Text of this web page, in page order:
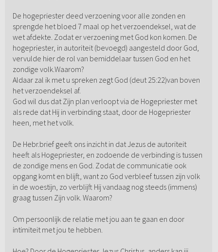
De hogepriester deed verzoening voor alle zonden en
sprengde het bloed 7 maal op het verzoendeksel, wat de
wet afdekte. Zodat er verzoening met God kon komen. De
hogepriester, in autoriteit (bevoegd) aangesteld door God,
vervulde hier de rol van bemiddelaar tussen God en het
zondige volk.Waarom?
Aldaar zal ik met u spreken zegt God (deut 25:22)van boven
het verzoendeksel af.
God wil dus dat Zijn plan verloopt via de Hogepriester met
als rede dat Hij in verbinding staat, door de Hogepriester
heen, met het volk.
De Hebr.brief geeft ons inzicht in dat Jezus de autoriteit
heeft als Hogepriester, en zodoende de verbinding is tussen
de zondige mens en God. Zodat de communicatie ook
opgang komt en blijft, want zo God verbleef tussen zijn volk
in de woestijn, zo verblijft Hij vandaag nog steeds (immens)
graag tussen Zijn volk. Waarom?
Om persoonlijk de relatie met jou aan te gaan en door
intimiteit met jou te hebben.